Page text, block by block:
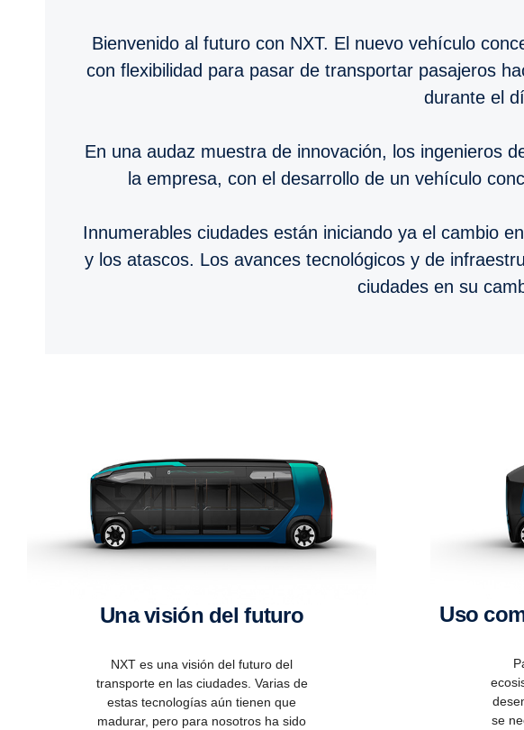
Bienvenido al futuro con NXT. El nuevo vehículo
con flexibilidad para pasar de transportar pasajeros
durante el
En una audaz muestra de innovación, los ingenieros
la empresa, con el desarrollo de un vehículo
Innumerables ciudades están iniciando ya el cambio
y los atascos. Los avances tecnológicos y de
ciudades en su
Una visión del futuro
NXT es una visión del futuro del
transporte en las ciudades. Varias de
estas tecnologías aún tienen que
madurar, pero para nosotros ha sido
Uso
se